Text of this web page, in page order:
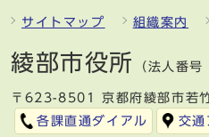
サイトマップ 組織案内
綾部市役所 （法人番
〒623-8501 京都府綾部市若
各課直通ダイアル
交通